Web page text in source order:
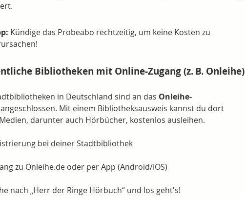
Kündige das Probeabo rechtzeitig, um keine Kosten zu
Bibliotheken mit Online-Zugang (z. B. Onleihe)
in Deutschland sind an das Onleihe-
angeschlossen. Mit einem Bibliotheksausweis kannst du dort
darunter auch Hörbücher, kostenlos ausleihen.
bei deiner Stadtbibliothek
zu Onleihe.de oder per App (Android/iOS)
nach „Herr der Ringe Hörbuch“ und los geht's!